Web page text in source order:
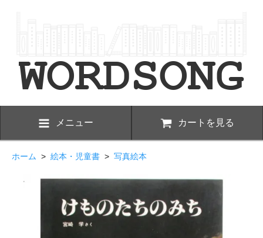
メニュー カートを見る
ホーム > 絵本・児童書 > 写真絵本